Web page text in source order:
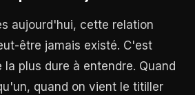
aujourd'hui, cette relation
être jamais existé. C'est
plus dure à entendre. Quand
quand on vient le titiller